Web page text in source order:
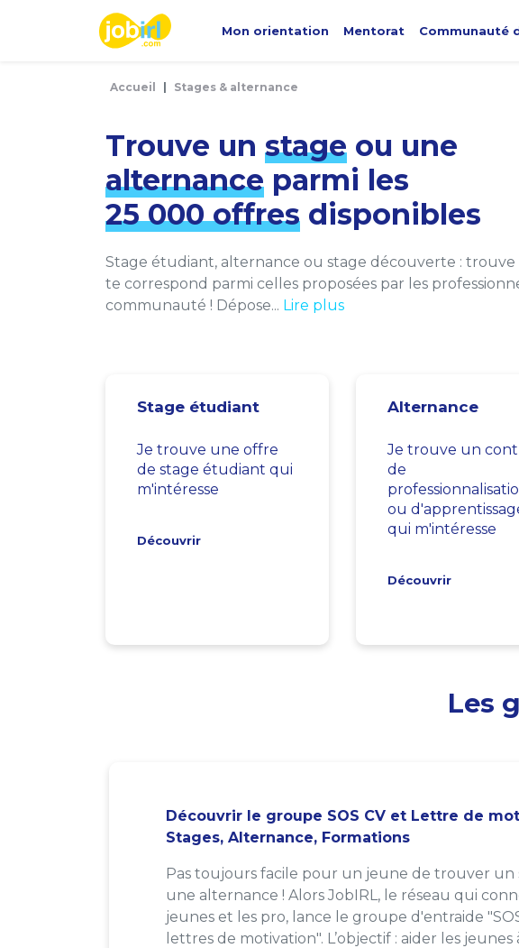
Mon orientation Mentorat Communauté
Accueil Stages & alternance
Trouve un stage ou une
alternance parmi les
25 000 offres disponibles
Stage étudiant, alternance ou stage découverte : trouve
te correspond parmi celles proposées par les
communauté ! Dépose... Lire plus
Stage étudiant
Je trouve une offre
de stage étudiant qui
m'intéresse
Découvrir
Alternance
Je trouve un
de
ou
qui m'intéresse
Découvrir
Les
Découvrir le groupe SOS CV et Lettre de
Stages, Alternance, Formations
Pas toujours facile pour un jeune de trouver un
une alternance ! Alors JobIRL, le réseau qui
jeunes et les pro, lance le groupe d'entraide
lettres de motivation". L’objectif : aider les
Panneau de gestion des cookies